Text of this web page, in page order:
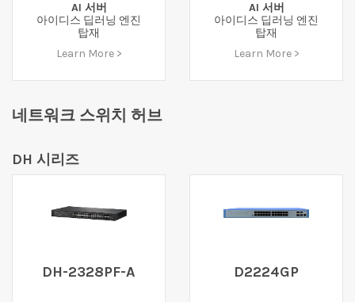
AI 서버
아이디스 딥러닝 엔진
탑재
Learn More >
AI 서버
아이디스 딥러닝 엔진
탑재
Learn More >
네트워크 스위치 허브
DH 시리즈
DH-2328PF-A D2224GP